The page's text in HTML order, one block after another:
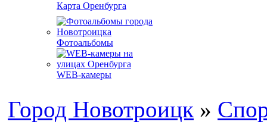
Карта Оренбурга
Фотоальбомы
WEB-камеры
Город Новотроицк »